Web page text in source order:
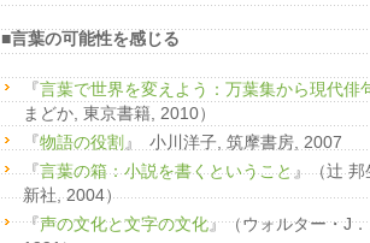
■言葉の可能性を感じる
『言葉で世界を変えよう：万葉集から現代俳
まどか, 東京書籍, 2010）
『物語の役割 』 小川洋子, 筑摩書房, 2007
『言葉の箱：小説を書くということ』（辻
新社, 2004）
『声の文化と文字の文化』（ウォルター・J